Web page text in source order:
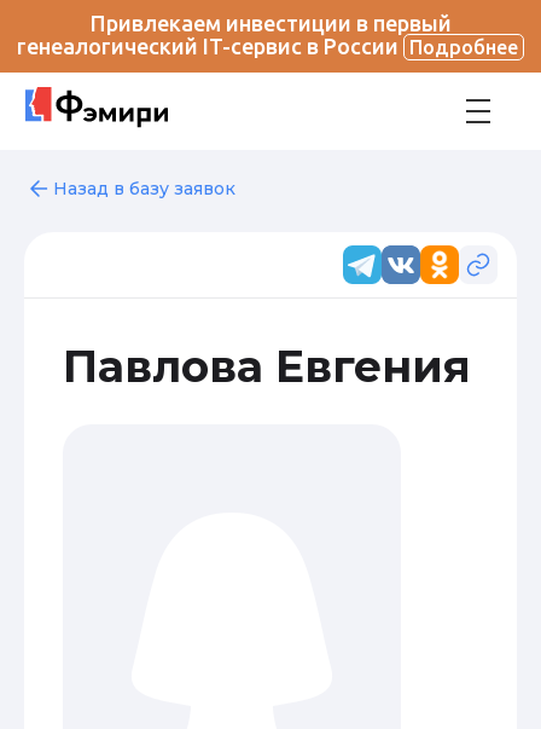
Привлекаем инвестиции в первый
генеалогический IT-сервис в России
Подробнее
Назад в базу заявок
Павлова Евгения